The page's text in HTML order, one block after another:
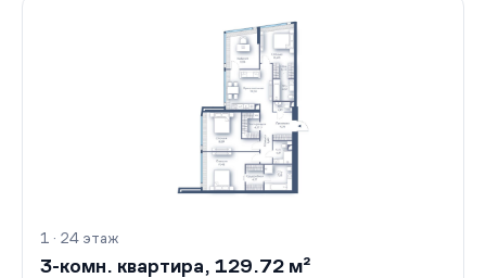
1 · 24 этаж
3-комн. квартира, 129.72 м²